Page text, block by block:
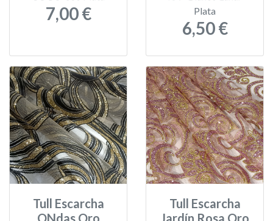
7,00 €
Plata
6,50 €
Tull Escarcha
ONdas Oro
Tull Escarcha
Jardín Rosa Oro